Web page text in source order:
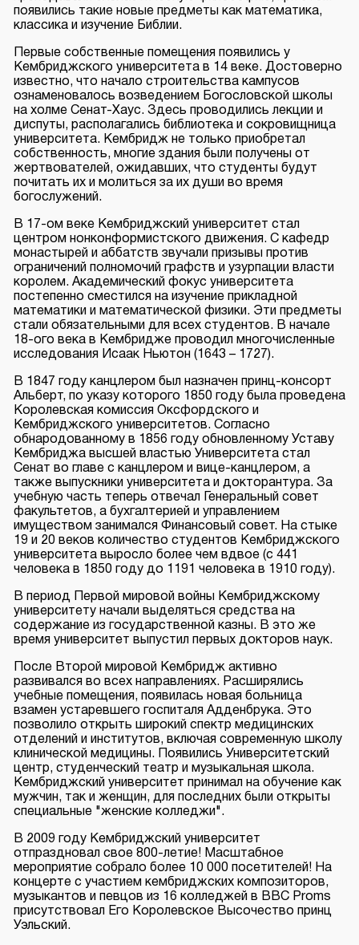
появились такие новые предметы как математика,
классика и изучение Библии.
Первые собственные помещения появились у
Кембриджского университета в 14 веке. Достоверно
известно, что начало строительства кампусов
ознаменовалось возведением Богословской школы
на холме Сенат-Хаус. Здесь проводились лекции и
диспуты, располагались библиотека и сокровищница
университета. Кембридж не только приобретал
собственность, многие здания были получены от
жертвователей, ожидавших, что студенты будут
почитать их и молиться за их души во время
богослужений.
В 17-ом веке Кембриджский университет стал
центром нонконформистского движения. С кафедр
монастырей и аббатств звучали призывы против
ограничений полномочий графств и узурпации власти
королем. Академический фокус университета
постепенно сместился на изучение прикладной
математики и математической физики. Эти предметы
стали обязательными для всех студентов. В начале
18-ого века в Кембридже проводил многочисленные
исследования Исаак Ньютон (1643 – 1727).
В 1847 году канцлером был назначен принц-консорт
Альберт, по указу которого 1850 году была проведена
Королевская комиссия Оксфордского и
Кембриджского университетов. Согласно
обнародованному в 1856 году обновленному Уставу
Кембриджа высшей властью Университета стал
Сенат во главе с канцлером и вице-канцлером, а
также выпускники университета и докторантура. За
учебную часть теперь отвечал Генеральный совет
факультетов, а бухгалтерией и управлением
имуществом занимался Финансовый совет. На стыке
19 и 20 веков количество студентов Кембриджского
университета выросло более чем вдвое (с 441
человека в 1850 году до 1191 человека в 1910 году).
В период Первой мировой войны Кембриджскому
университету начали выделяться средства на
содержание из государственной казны. В это же
время университет выпустил первых докторов наук.
После Второй мировой Кембридж активно
развивался во всех направлениях. Расширялись
учебные помещения, появилась новая больница
взамен устаревшего госпиталя Адденбрука. Это
позволило открыть широкий спектр медицинских
отделений и институтов, включая современную школу
клинической медицины. Появились Университетский
центр, студенческий театр и музыкальная школа.
Кембриджский университет принимал на обучение как
мужчин, так и женщин, для последних были открыты
специальные "женские колледжи".
В 2009 году Кембриджский университет
отпраздновал свое 800-летие! Масштабное
мероприятие собрало более 10 000 посетителей! На
концерте с участием кембриджских композиторов,
музыкантов и певцов из 16 колледжей в BBC Proms
присутствовал Его Королевское Высочество принц
Уэльский.